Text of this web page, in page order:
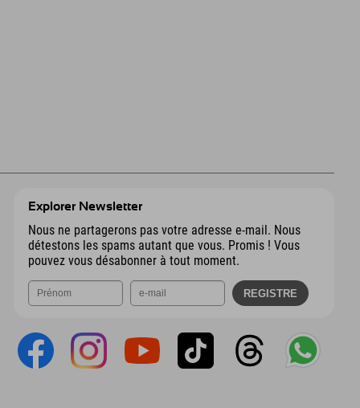
Explorer Newsletter
Nous ne partagerons pas votre adresse e-mail. Nous
détestons les spams autant que vous. Promis ! Vous
pouvez vous désabonner à tout moment.